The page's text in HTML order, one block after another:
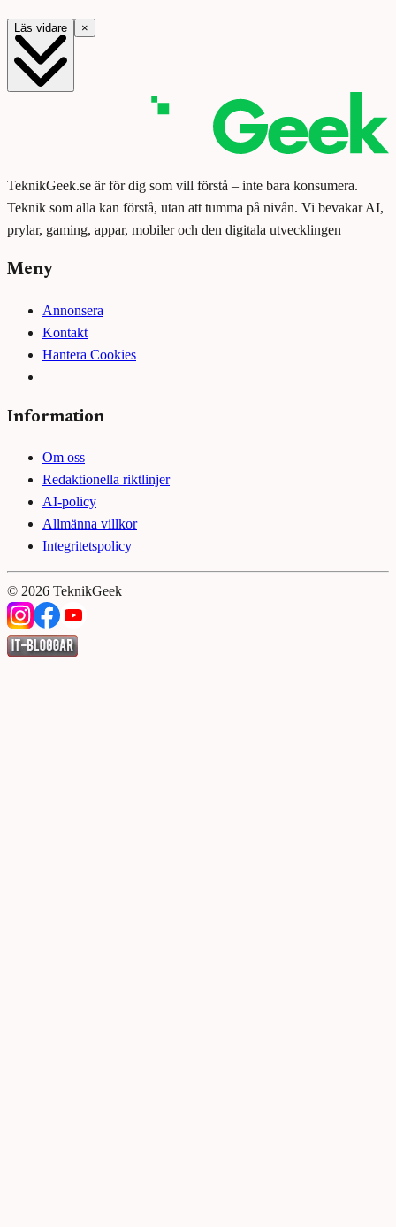
Läs vidare ×
TeknikGeek.se är för dig som vill förstå – inte bara konsumera.
Teknik som alla kan förstå, utan att tumma på nivån. Vi bevakar AI,
prylar, gaming, appar, mobiler och den digitala utvecklingen
Meny
Annonsera
Kontakt
Hantera Cookies
Information
Om oss
Redaktionella riktlinjer
AI-policy
Allmänna villkor
Integritetspolicy
© 2026 TeknikGeek